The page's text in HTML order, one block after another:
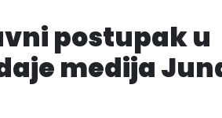
postupak u
medija